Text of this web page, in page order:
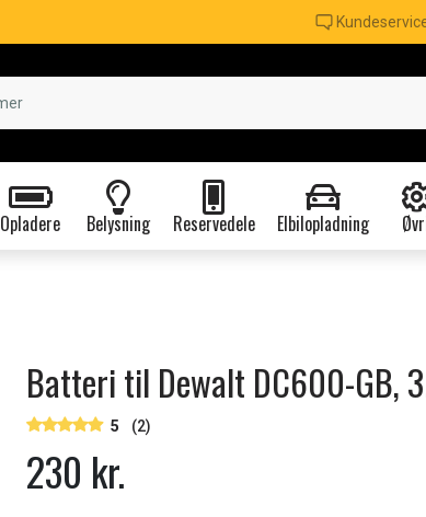
Opladere Belysning Reservedele Elbilopladning
Batteri til Dewalt DC600-GB,
5 (2)
230 kr.